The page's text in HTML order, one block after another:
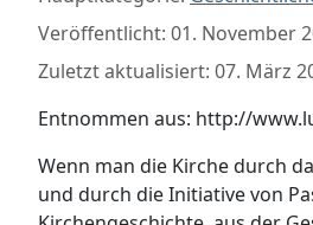
Veröffentlicht: 01. November
Zuletzt aktualisiert: 07. März
Entnommen aus: http://
Wenn man die Kirche durch
und durch die Initiative von